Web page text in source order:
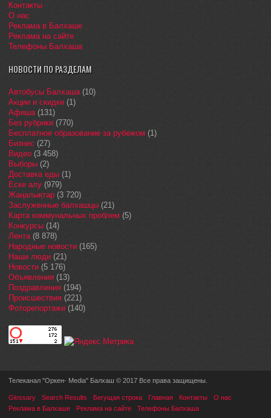
Контакты
О нас
Реклама в Балхаше
Реклама на сайте
Телефоны Балхаша
НОВОСТИ ПО РАЗДЕЛАМ
Автобусы Балхаша(10)
Акции и скидки (1)
Афиша(131)
Без рубрики (770)
Бесплатное образование за рубежом (1)
Бизнес (27)
Видео (3 458)
Выборы (2)
Доставка еды (1)
Еске алу (979)
Жаңалықтар (3 720)
Заслуженные балхашцы (21)
Карта коммунальных проблем (5)
Конкурсы (14)
Лента(8 878)
Народные новости (165)
Наши люди (21)
Новости (5 176)
Объявления (13)
Поздравления (194)
Происшествия (221)
Фоторепортажи (140)
Телеканал "Оркен- Media" Балхаш © 2017 Все права защищены.
Glossary Search Results Бегущая строка Главная Контакты
О нас
Реклама в Балхаше
Реклама на сайте Телефоны Балхаша